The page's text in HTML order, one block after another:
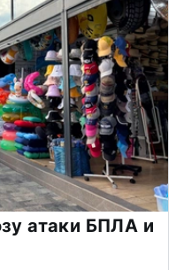
атаки БПЛА и